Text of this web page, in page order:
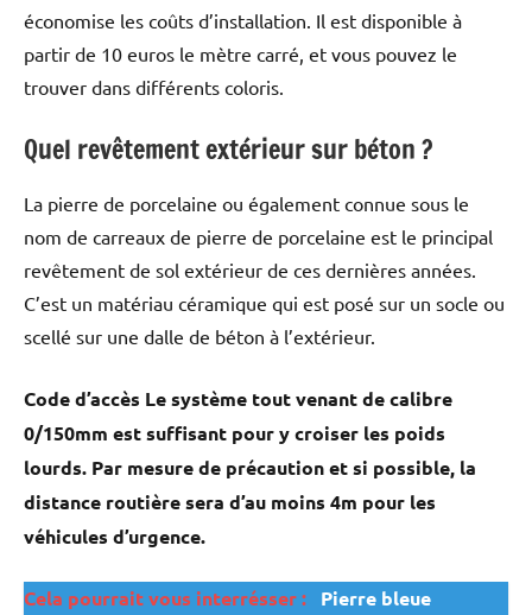
économise les coûts d’installation. Il est disponible à
partir de 10 euros le mètre carré, et vous pouvez le
trouver dans différents coloris.
Quel revêtement extérieur sur béton ?
La pierre de porcelaine ou également connue sous le
nom de carreaux de pierre de porcelaine est le principal
revêtement de sol extérieur de ces dernières années.
C’est un matériau céramique qui est posé sur un socle ou
scellé sur une dalle de béton à l’extérieur.
Code d’accès Le système tout venant de calibre
0/150mm est suffisant pour y croiser les poids
lourds. Par mesure de précaution et si possible, la
distance routière sera d’au moins 4m pour les
véhicules d’urgence.
Cela pourrait vous interrésser : Pierre bleue